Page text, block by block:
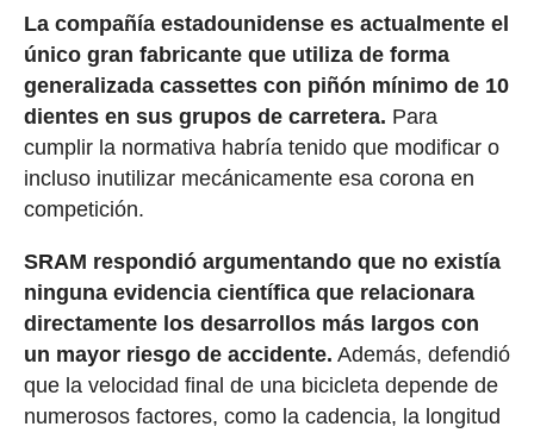
La compañía estadounidense es actualmente el
único gran fabricante que utiliza de forma
generalizada cassettes con piñón mínimo de 10
dientes en sus grupos de carretera. Para
cumplir la normativa habría tenido que modificar o
incluso inutilizar mecánicamente esa corona en
competición.
SRAM respondió argumentando que no existía
ninguna evidencia científica que relacionara
directamente los desarrollos más largos con
un mayor riesgo de accidente. Además, defendió
que la velocidad final de una bicicleta depende de
numerosos factores, como la cadencia, la longitud